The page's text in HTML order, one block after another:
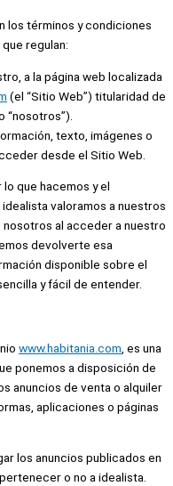
los términos y condiciones
regulan:
a la página web localizada
(el “Sitio Web”) titularidad de
“nosotros”).
texto, imágenes o
desde el Sitio Web.
que hacemos y el
valoramos a nuestros
nosotros al acceder a nuestro
devolverte esa
disponible sobre el
y fácil de entender.
www.habitania.com , es una
ponemos a disposición de
anuncios de venta o alquiler
aplicaciones o páginas
los anuncios publicados en
o no a idealista.